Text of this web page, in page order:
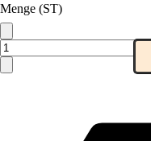
Menge (ST)